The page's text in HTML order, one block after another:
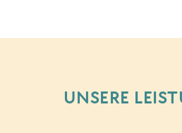
UNSERE